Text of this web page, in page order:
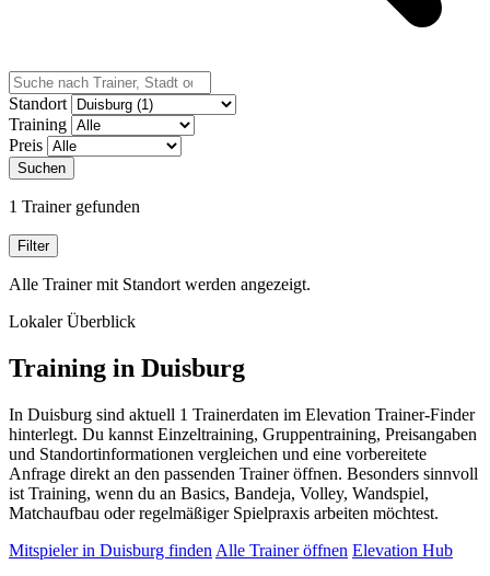
Standort
Training
Preis
Suchen
1 Trainer gefunden
Filter
Alle Trainer mit Standort werden angezeigt.
Lokaler Überblick
Training in Duisburg
In Duisburg sind aktuell 1 Trainerdaten im Elevation Trainer-Finder
hinterlegt. Du kannst Einzeltraining, Gruppentraining, Preisangaben
und Standortinformationen vergleichen und eine vorbereitete
Anfrage direkt an den passenden Trainer öffnen. Besonders sinnvoll
ist Training, wenn du an Basics, Bandeja, Volley, Wandspiel,
Matchaufbau oder regelmäßiger Spielpraxis arbeiten möchtest.
Mitspieler in Duisburg finden Alle Trainer öffnen Elevation Hub